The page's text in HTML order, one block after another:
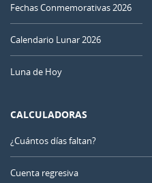
Fechas Conmemorativas 2026
Calendario Lunar 2026
Luna de Hoy
CALCULADORAS
¿Cuántos días faltan?
Cuenta regresiva